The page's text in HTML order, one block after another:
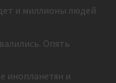
и миллионы людей
Опять
инопланетян и